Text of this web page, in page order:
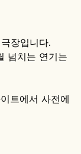
장입니다.
넘치는 연기는
트에서 사전에